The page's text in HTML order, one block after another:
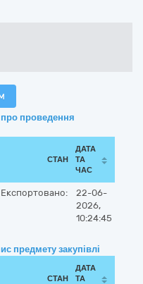
проведення
СТАН
ДАТА
ТА
ЧАС
Експортовано:
22-06-
2026,
10:24:45
предмету закупівлі
СТАН
ДАТА
ТА